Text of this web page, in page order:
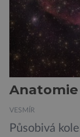
VESMÍR
Působivá